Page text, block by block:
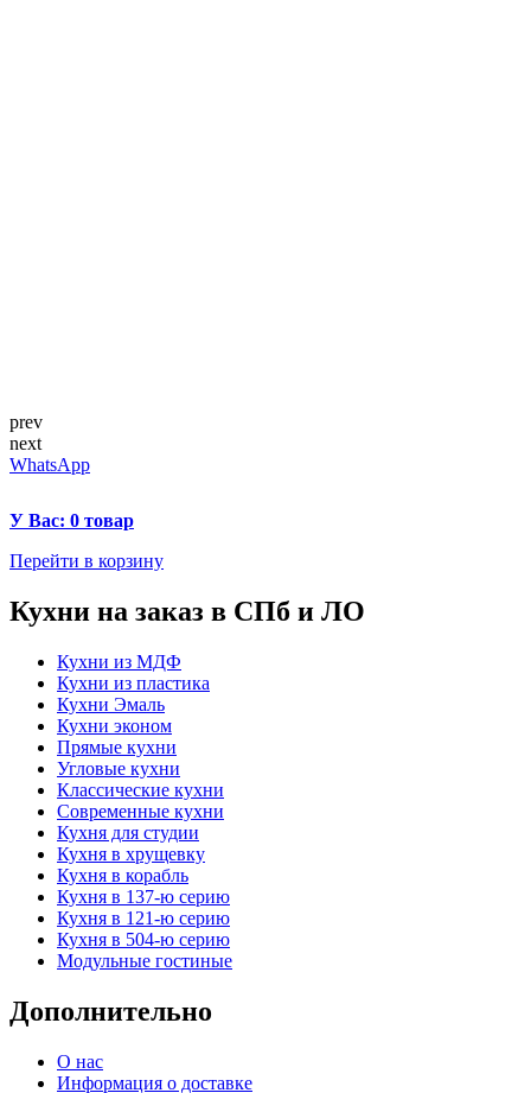
prev
next
WhatsApp
У Вас: 0 товар
Перейти в корзину
Кухни на заказ в СПб и ЛО
Кухни из МДФ
Кухни из пластика
Кухни Эмаль
Кухни эконом
Прямые кухни
Угловые кухни
Классические кухни
Современные кухни
Кухня для студии
Кухня в хрущевку
Кухня в корабль
Кухня в 137-ю серию
Кухня в 121-ю серию
Кухня в 504-ю серию
Модульные гостиные
Дополнительно
О нас
Информация о доставке